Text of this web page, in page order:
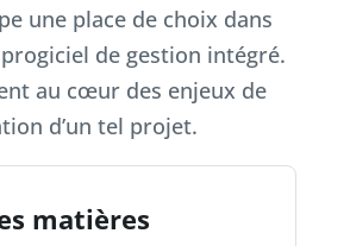
une place de choix dans
de gestion intégré.
au cœur des enjeux de
d’un tel projet.
matières